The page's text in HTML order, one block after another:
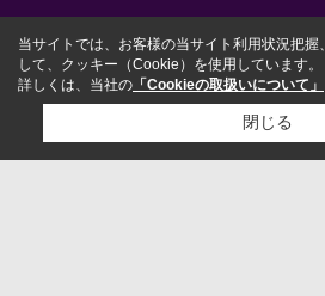
当サイトでは、お客様の当サイト利用状況把握
して、クッキー（Cookie）を使用しています。
詳しくは、当社の 「Cookieの取扱いについて」
閉じる